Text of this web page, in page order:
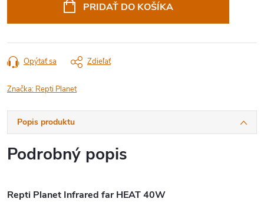
PRIDAŤ DO KOŠÍKA
Opýtať sa Zdieľať
Značka: Repti Planet
Popis produktu
Podrobný popis
Repti Planet Infrared far HEAT 40W